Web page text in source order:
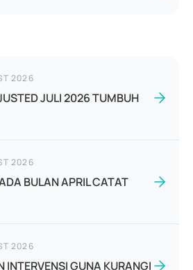
2026
JULI 2026 TUMBUH
2026
BULAN APRIL CATAT
2026
INTERVENSI GUNA KURANGI